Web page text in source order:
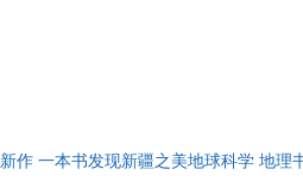
作 一本书发现新疆之美地球科学 地理